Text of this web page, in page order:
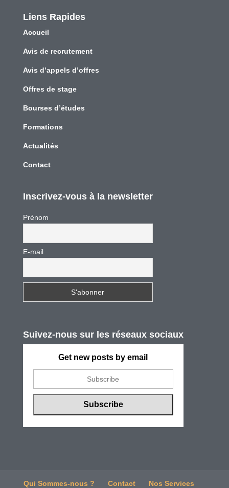
Liens Rapides
Accueil
Avis de recrutement
Avis d’appels d’offres
Offres de stage
Bourses d’études
Formations
Actualités
Contact
Inscrivez-vous à la newsletter
Prénom
E-mail
Suivez-nous sur les réseaux sociaux
Get new posts by email
Qui Sommes-nous ? Contact Nos Services